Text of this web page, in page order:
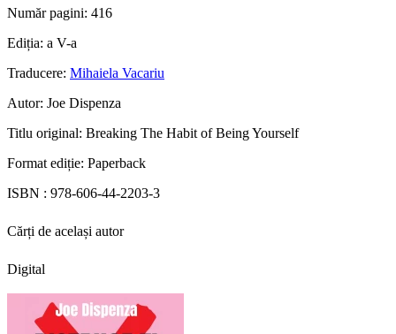
Număr pagini: 416
Ediția: a V-a
Traducere: Mihaiela Vacariu
Autor: Joe Dispenza
Titlu original: Breaking The Habit of Being Yourself
Format ediție: Paperback
ISBN : 978-606-44-2203-3
Cărți de același autor
Digital